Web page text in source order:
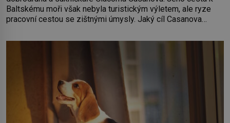
Baltskému moři však nebyla turistickým výletem, ale ryze
pracovní cestou se zištnými úmysly. Jaký cíl Casanova
Rigy? Casanova v Pobaltí kontaktoval tamní zednářské lóže.
Nebyl v této oblasti žádným nováčkem, protože do